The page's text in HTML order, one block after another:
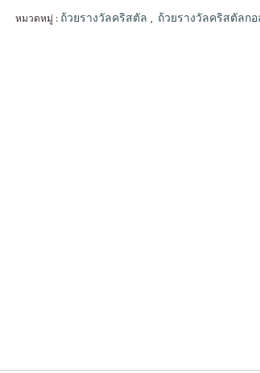
หมวดหมู่ : ถ้วยรางวัลคริสตัล , ถ้วยรางวัลคริสตัลก